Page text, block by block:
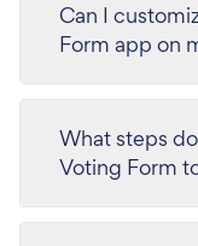
Can I
Form app on
What steps
Voting Form